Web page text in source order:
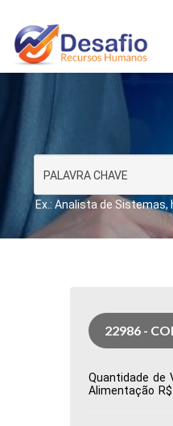
Ex.: Analista de
22986 -
Quantidade de
Alimentação